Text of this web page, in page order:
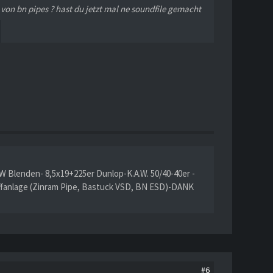
bn pipes ? hast du jetzt mal ne soundfile gemacht
8,5x19+225er Dunlop-K.A.W. 50/40-40er -
(Zinram Pipe, Bastuck VSD, BN ESD)-DANK
#6